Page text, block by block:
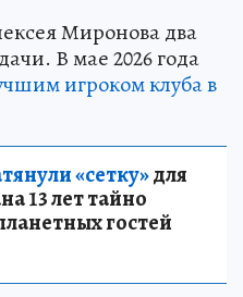
Миронова два
В мае 2026 года
игроком клуба в
«сетку»для
13 лет тайно
гостей